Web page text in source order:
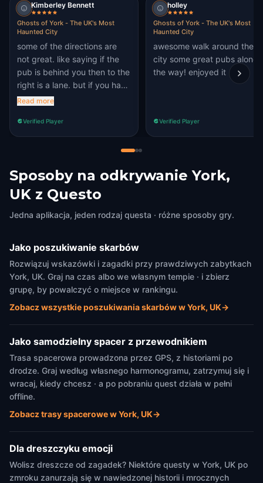
Kimberley Bennett
Ghosts of York - The UK's Most
Haunted City
some of the directions are
not great. like saying if the
pub is behind you then to the
right is a lane. but if you have
the black swan behind you
the lane is on the left. other
than that all was great. well
Read more
Verified Player
holley
Ghosts of York - The UK's Most
Haunted City
awesome walk around the
city some great pubs along
the way! enjoyed it
Verified Player
Sposoby na odkrywanie York,
UK z Questo
Jedna aplikacja, jeden rodzaj questa · różne sposoby gry.
Jako poszukiwanie skarbów
Rozwiązuj wskazówki i zagadki przy prawdziwych zabytkach
York, UK. Graj na czas albo we własnym tempie · i zbierz
grupę, by powalczyć o miejsce w rankingu.
Zobacz wszystkie poszukiwania skarbów w York, UK→
Jako samodzielny spacer z przewodnikiem
Trasa spacerowa prowadzona przez GPS, z historiami po
drodze. Graj według własnego harmonogramu, zatrzymuj się i
wracaj, kiedy chcesz · a po pobraniu quest działa w pełni
offline.
Zobacz trasy spacerowe w York, UK→
Dla dreszczyku emocji
Wolisz dreszcze od zagadek? Niektóre questy w York, UK po
zmroku zanurzają się w nawiedzonej historii i mrocznych